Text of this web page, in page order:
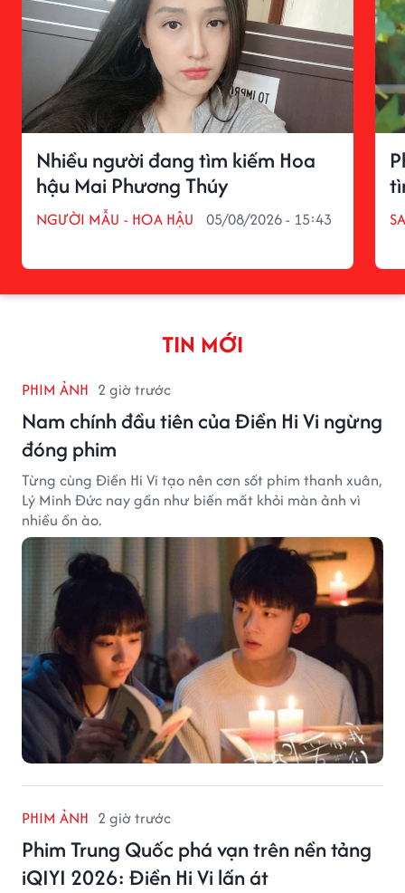
Nhiều người đang tìm kiếm Hoa
hậu Mai Phương Thúy
NGƯỜI MẪU - HOA HẬU 05/08/2026 - 15:43
TIN MỚI
PHIM ẢNH 2 giờ trước
Nam chính đầu tiên của Điền Hi Vi ngừng
đóng phim
Từng cùng Điền Hi Vi tạo nên cơn sốt phim thanh xuân,
Lý Minh Đức nay gần như biến mất khỏi màn ảnh vì
nhiều ồn ào.
PHIM ẢNH 2 giờ trước
Phim Trung Quốc phá vạn trên nền tảng
iQIYI 2026: Điền Hi Vi lấn át